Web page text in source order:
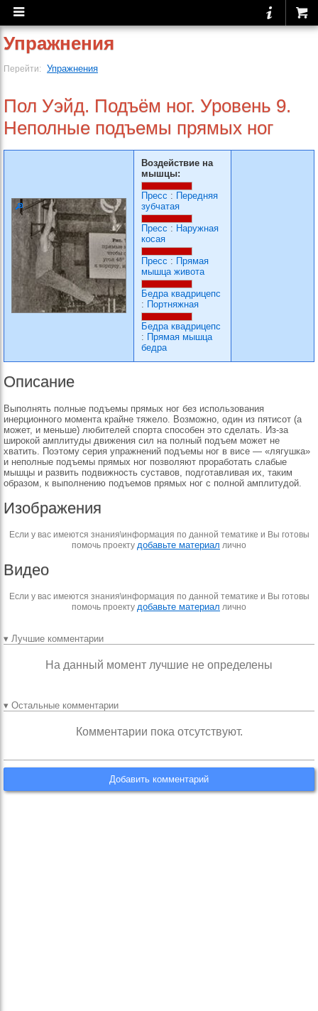
Упражнения
Перейти: Упражнения
Пол Уэйд. Подъём ног. Уровень 9.
Неполные подъемы прямых ног
Воздействие на
мышцы:
Пресс : Передняя
зубчатая
Пресс : Наружная
косая
Пресс : Прямая
мышца живота
Бедра квадрицепс
: Портняжная
Бедра квадрицепс
: Прямая мышца
бедра
Описание
Выполнять полные подъемы прямых ног без использования
инерционного момента крайне тяжело. Возможно, один из пятисот (а
может, и меньше) любителей спорта способен это сделать. Из-за
широкой амплитуды движения сил на полный подъем может не
хватить. Поэтому серия упражнений подъемы ног в висе — «лягушка»
и неполные подъемы прямых ног позволяют проработать слабые
мышцы и развить подвижность суставов, подготавливая их, таким
образом, к выполнению подъемов прямых ног с полной амплитудой.
Изображения
Если у вас имеются знания\информация по данной тематике и Вы готовы
помочь проекту добавьте материал лично
Видео
Если у вас имеются знания\информация по данной тематике и Вы готовы
помочь проекту добавьте материал лично
▾ Лучшие комментарии
На данный момент лучшие не определены
▾ Остальные комментарии
Комментарии пока отсутствуют.
Добавить комментарий